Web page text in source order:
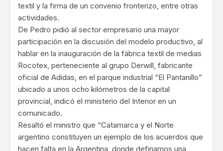
textil y la firma de un convenio fronterizo, entre otras
actividades.
De Pedro pidió al sector empresario una mayor
participación en la discusión del modelo productivo, al
hablar en la inauguración de la fábrica textil de medias
Rocotex, perteneciente al grupo Derwill, fabricante
oficial de Adidas, en el parque industrial “El Pantanillo”
ubicado a unos ocho kilómetros de la capital
provincial, indicó el ministerio del Interior en un
comunicado.
Resaltó el ministro que “Catamarca y el Norte
argentino constituyen un ejemplo de los acuerdos que
hacen falta en la Argentina, donde definamos una